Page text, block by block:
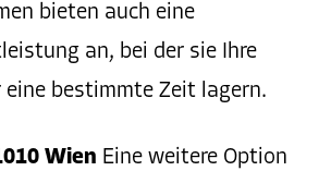
bieten auch eine
an, bei der sie Ihre
eine bestimmte Zeit lagern.
Wien Eine weitere Option